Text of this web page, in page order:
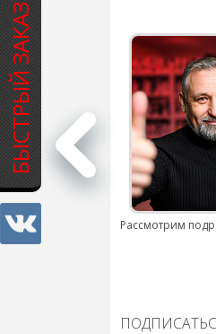
БЫСТРЫЙ ЗАКАЗдля
смены шин на
подробнее...
Рассмотрим